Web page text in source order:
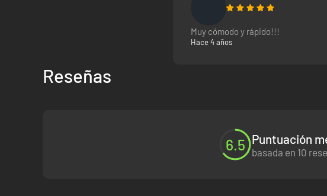
Muy cómodo y rápido!!!
Hace 4 años
Reseñas
6.5 Puntuación
basada en 10